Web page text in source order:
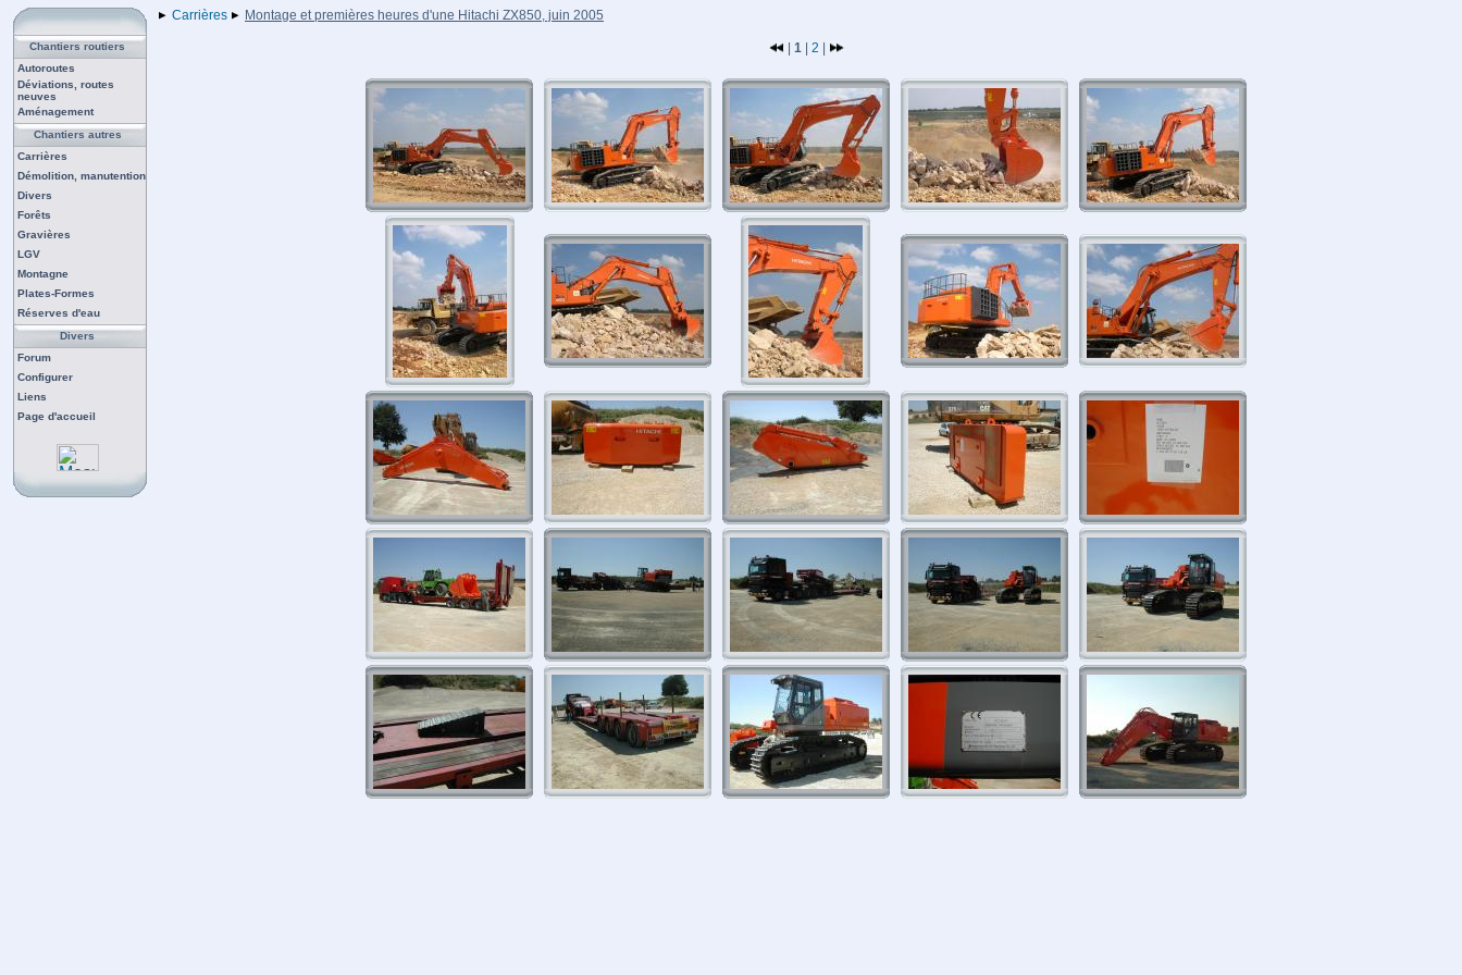
Chantiers routiers
Autoroutes
Déviations, routes
neuves
Aménagement
Chantiers autres
Carrières
Démolition, manutention
Divers
Forêts
Gravières
LGV
Montagne
Plates-Formes
Réserves d'eau
Divers
Forum
Configurer
Liens
Page d'accueil
Carrières Montage et premières heures d'une Hitachi ZX850, juin 2005
| 1| 2